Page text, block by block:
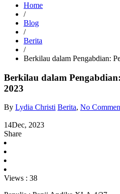
Home
/
Blog
/
Berita
/
Berkilau dalam Pengabdian:
Berkilau dalam
2023
By Lydia Christi Berita, No
14Dec, 2023
Share
Views : 38